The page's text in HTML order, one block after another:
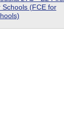
Schools (FCE for